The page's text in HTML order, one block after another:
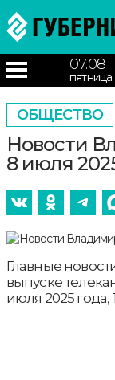
07.08
пятница
ОБЩЕСТВО
Новости
8 июля
Главные
выпуске
июля 2025 года,